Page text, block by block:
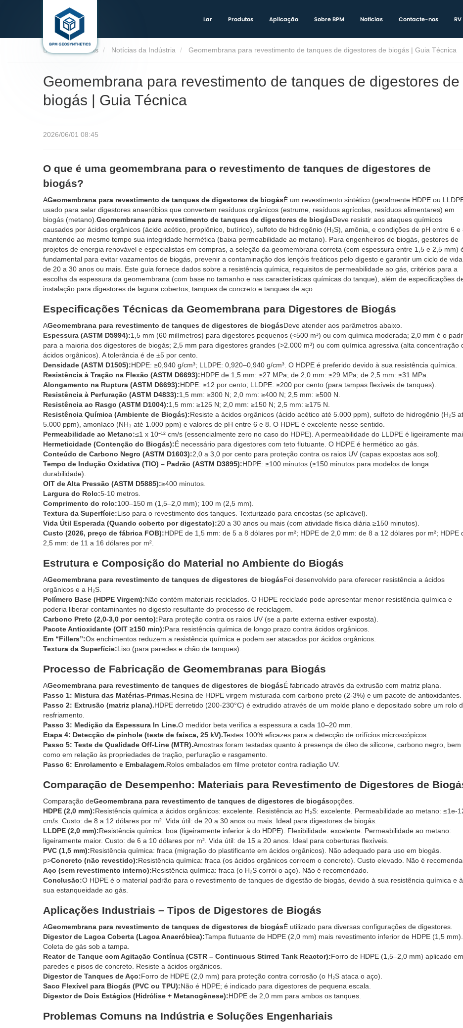
Lar Produtos Aplicação Sobre BPM Notícias Contacte-nos RV
Notícias Notícias da Indústria Geomembrana para revestimento de tanques de digestores de biogás | Guia Técnica
Geomembrana para revestimento de tanques de digestores de
biogás | Guia Técnica
2026/06/01 08:45
O que é uma geomembrana para o revestimento de tanques de digestores de
biogás?
AGeomembrana para revestimento de tanques de digestores de biogásÉ um revestimento sintético (geralmente HDPE ou
usado para selar digestores anaeróbios que convertem resíduos orgânicos (estrume, resíduos agrícolas, resíduos alimentares) em
biogás (metano). Geomembrana para revestimento de tanques de digestores de biogásDeve resistir aos ataques químicos
causados por ácidos orgânicos (ácido acético, propiônico, butírico), sulfeto de hidrogênio (H₂S), amônia, e condições de pH entre 6 e
mantendo ao mesmo tempo sua integridade hermética (baixa permeabilidade ao metano). Para engenheiros de biogás, gestores de
projetos de energia renovável e especialistas em compras, a seleção da geomembrana correta (com espessura entre 1,5 e 2,5 mm)
fundamental para evitar vazamentos de biogás, prevenir a contaminação dos lençóis freáticos pelo digesto e garantir um ciclo de
de 20 a 30 anos ou mais. Este guia fornece dados sobre a resistência química, requisitos de permeabilidade ao gás, critérios para a
escolha da espessura da geomembrana (com base no tamanho e nas características químicas do tanque), além de especificações
instalação para digestores de laguna cobertos, tanques de concreto e tanques de aço.
Especificações Técnicas da Geomembrana para Digestores de Biogás
AGeomembrana para revestimento de tanques de digestores de biogásDeve atender aos parâmetros abaixo.
Espessura (ASTM D5994):1,5 mm (60 milímetros) para digestores pequenos (<500 m³) ou com química moderada; 2,0 mm é o
para a maioria dos digestores de biogás; 2,5 mm para digestores grandes (>2.000 m³) ou com química agressiva (alta concentração
ácidos orgânicos). A tolerância é de ±5 por cento.
Densidade (ASTM D1505):HDPE: ≥0,940 g/cm³; LLDPE: 0,920–0,940 g/cm³. O HDPE é preferido devido à sua resistência química.
Resistência à Tração na Flexão (ASTM D6693):HDPE de 1,5 mm: ≥27 MPa; de 2,0 mm: ≥29 MPa; de 2,5 mm: ≥31 MPa.
Alongamento na Ruptura (ASTM D6693):HDPE: ≥12 por cento; LLDPE: ≥200 por cento (para tampas flexíveis de tanques).
Resistência à Perfuração (ASTM D4833):1,5 mm: ≥300 N; 2,0 mm: ≥400 N; 2,5 mm: ≥500 N.
Resistência ao Rasgo (ASTM D1004):1,5 mm: ≥125 N; 2,0 mm: ≥150 N; 2,5 mm: ≥175 N.
Resistência Química (Ambiente de Biogás):Resiste a ácidos orgânicos (ácido acético até 5.000 ppm), sulfeto de hidrogênio (H₂S
5.000 ppm), amoníaco (NH₃ até 1.000 ppm) e valores de pH entre 6 e 8. O HDPE é excelente nesse sentido.
Permeabilidade ao Metano:≤1 x 10⁻¹² cm/s (essencialmente zero no caso do HDPE). A permeabilidade do LLDPE é ligeiramente
Hermeticidade (Contenção do Biogás):É necessário para digestores com teto flutuante. O HDPE é hermético ao gás.
Conteúdo de Carbono Negro (ASTM D1603):2,0 a 3,0 por cento para proteção contra os raios UV (capas expostas aos sol).
Tempo de Indução Oxidativa (TIO) – Padrão (ASTM D3895):HDPE: ≥100 minutos (≥150 minutos para modelos de longa
durabilidade).
OIT de Alta Pressão (ASTM D5885):≥400 minutos.
Largura do Rolo:5-10 metros.
Comprimento do rolo:100–150 m (1,5–2,0 mm); 100 m (2,5 mm).
Textura da Superfície:Liso para o revestimento dos tanques. Texturizado para encostas (se aplicável).
Vida Útil Esperada (Quando coberto por digestato):20 a 30 anos ou mais (com atividade física diária ≥150 minutos).
Custo (2026, preço de fábrica FOB):HDPE de 1,5 mm: de 5 a 8 dólares por m²; HDPE de 2,0 mm: de 8 a 12 dólares por m²; HDPE
2,5 mm: de 11 a 16 dólares por m².
Estrutura e Composição do Material no Ambiente do Biogás
AGeomembrana para revestimento de tanques de digestores de biogásFoi desenvolvido para oferecer resistência a ácidos
orgânicos e a H₂S.
Polímero Base (HDPE Virgem):Não contém materiais reciclados. O HDPE reciclado pode apresentar menor resistência química e
poderia liberar contaminantes no digesto resultante do processo de reciclagem.
Carbono Preto (2,0-3,0 por cento):Para proteção contra os raios UV (se a parte externa estiver exposta).
Pacote Antioxidante (OIT ≥150 min):Para resistência química de longo prazo contra ácidos orgânicos.
Em “Fillers”:Os enchimentos reduzem a resistência química e podem ser atacados por ácidos orgânicos.
Textura da Superfície:Liso (para paredes e chão de tanques).
Processo de Fabricação de Geomembranas para Biogás
AGeomembrana para revestimento de tanques de digestores de biogásÉ fabricado através da extrusão com matriz plana.
Passo 1: Mistura das Matérias-Primas.Resina de HDPE virgem misturada com carbono preto (2-3%) e um pacote de antioxidantes.
Passo 2: Extrusão (matriz plana).HDPE derretido (200-230°C) é extrudido através de um molde plano e depositado sobre um rolo
resfriamento.
Passo 3: Medição da Espessura In Line.O medidor beta verifica a espessura a cada 10–20 mm.
Etapa 4: Detecção de pinhole (teste de faísca, 25 kV).Testes 100% eficazes para a detecção de orifícios microscópicos.
Passo 5: Teste de Qualidade Off-Line (MTR).Amostras foram testadas quanto à presença de óleo de silicone, carbono negro, bem
como em relação às propriedades de tração, perfuração e rasgamento.
Passo 6: Enrolamento e Embalagem.Rolos embalados em filme protetor contra radiação UV.
Comparação de Desempenho: Materiais para Revestimento de Digestores de
Comparação deGeomembrana para revestimento de tanques de digestores de biogásopções.
HDPE (2,0 mm):Resistência química a ácidos orgânicos: excelente. Resistência ao H₂S: excelente. Permeabilidade ao metano: ≤1e-
cm/s. Custo: de 8 a 12 dólares por m². Vida útil: de 20 a 30 anos ou mais. Ideal para digestores de biogás.
LLDPE (2,0 mm):Resistência química: boa (ligeiramente inferior à do HDPE). Flexibilidade: excelente. Permeabilidade ao metano:
ligeiramente maior. Custo: de 6 a 10 dólares por m². Vida útil: de 15 a 20 anos. Ideal para coberturas flexíveis.
PVC (1,5 mm):Resistência química: fraca (migração do plastificante em ácidos orgânicos). Não adequado para uso em biogás.
p>Concreto (não revestido):Resistência química: fraca (os ácidos orgânicos corroem o concreto). Custo elevado. Não é
Aço (sem revestimento interno):Resistência química: fraca (o H₂S corrói o aço). Não é recomendado.
Conclusão:O HDPE é o material padrão para o revestimento de tanques de digestão de biogás, devido à sua resistência química e à
sua estanqueidade ao gás.
Aplicações Industriais – Tipos de Digestores de Biogás
AGeomembrana para revestimento de tanques de digestores de biogásÉ utilizado para diversas configurações de digestores.
Digestor de Lagoa Coberta (Lagoa Anaeróbica):Tampa flutuante de HDPE (2,0 mm) mais revestimento inferior de HDPE (1,5 mm).
Coleta de gás sob a tampa.
Reator de Tanque com Agitação Contínua (CSTR – Continuous Stirred Tank Reactor):Forro de HDPE (1,5–2,0 mm) aplicado em
paredes e pisos de concreto. Resiste a ácidos orgânicos.
Digestor de Tanques de Aço:Forro de HDPE (2,0 mm) para proteção contra corrosão (o H₂S ataca o aço).
Saco Flexível para Biogás (PVC ou TPU):Não é HDPE; é indicado para digestores de pequena escala.
Digestor de Dois Estágios (Hidrólise + Metanogênese):HDPE de 2,0 mm para ambos os tanques.
Problemas Comuns na Indústria e Soluções Engenhariais